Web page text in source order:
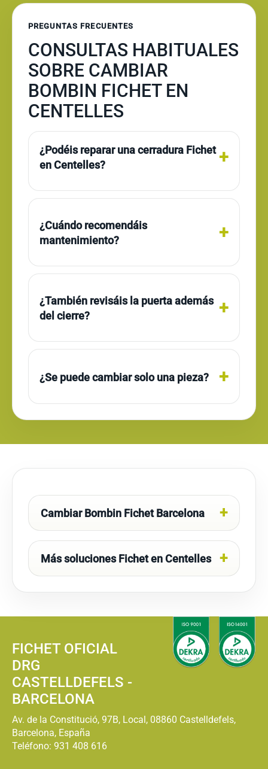
PREGUNTAS FRECUENTES
CONSULTAS HABITUALES
SOBRE CAMBIAR
BOMBIN FICHET EN
CENTELLES
¿Podéis reparar una cerradura Fichet
en Centelles?
¿Cuándo recomendáis
mantenimiento?
¿También revisáis la puerta además
del cierre?
¿Se puede cambiar solo una pieza?
Cambiar Bombin Fichet Barcelona
Más soluciones Fichet en Centelles
FICHET OFICIAL
DRG
CASTELLDEFELS -
BARCELONA
Av. de la Constitució, 97B, Local, 08860 Castelldefels,
Barcelona, España
Teléfono: 931 408 616